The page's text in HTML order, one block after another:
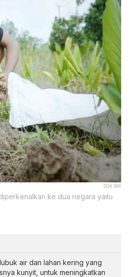
DOK BRI
ke dua negara yaitu
air dan lahan kering yang
kunyit, untuk meningkatkan